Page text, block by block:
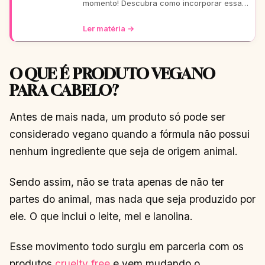
momento! Descubra como incorporar essa
looks, do casual ao
Ler matéria →
O QUE É PRODUTO VEGANO
PARA CABELO?
Antes de mais nada, um produto só pode ser
considerado vegano quando a fórmula não possui
nenhum ingrediente que seja de origem animal.
Sendo assim, não se trata apenas de não ter
partes do animal, mas nada que seja produzido por
ele. O que inclui o leite, mel e lanolina.
Esse movimento todo surgiu em parceria com os